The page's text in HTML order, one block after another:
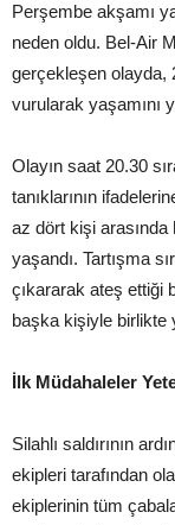
Perşembe akşamı
neden oldu. Bel-Air
gerçekleşen olayda,
vurularak yaşamını
Olayın saat 20.30
tanıklarının
az dört kişi
yaşandı. Tartışma
çıkararak ateş ettiği
başka kişiyle birlikte
İlk Müdahaleler
Silahlı saldırının
ekipleri tarafından
ekiplerinin tüm